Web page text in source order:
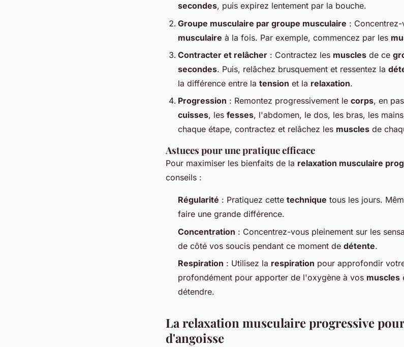
secondes, puis expirez lentement par la bouche.
Groupe musculaire par groupe musculaire :
musculaire à la fois. Par exemple, commencez par les
Contracter et relâcher : Contractez les muscles de ce
secondes. Puis, relâchez brusquement et ressentez la
la différence entre la tension et la relaxation.
Progression : Remontez progressivement le corps, en
cuisses, les fesses, l'abdomen, le dos, les bras, les
chaque étape, contractez et relâchez les muscles de
Astuces pour une pratique efficace
Pour maximiser les bienfaits de la relaxation musculaire
conseils :
Régularité : Pratiquez cette technique tous les jours.
faire une grande différence.
Concentration : Concentrez-vous pleinement sur les
de côté vos soucis pendant ce moment de détente.
Respiration : Utilisez la respiration pour approfondir
profondément pour apporter de l'oxygène à vos muscles
détendre.
La relaxation musculaire progressive
d'angoisse